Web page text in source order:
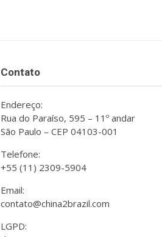
Contato
Endereço:
Rua do Paraíso, 595 – 11º andar
São Paulo – CEP 04103-001
Telefone:
+55 (11) 2309-5904
Email:
contato@china2brazil.com
LGPD: